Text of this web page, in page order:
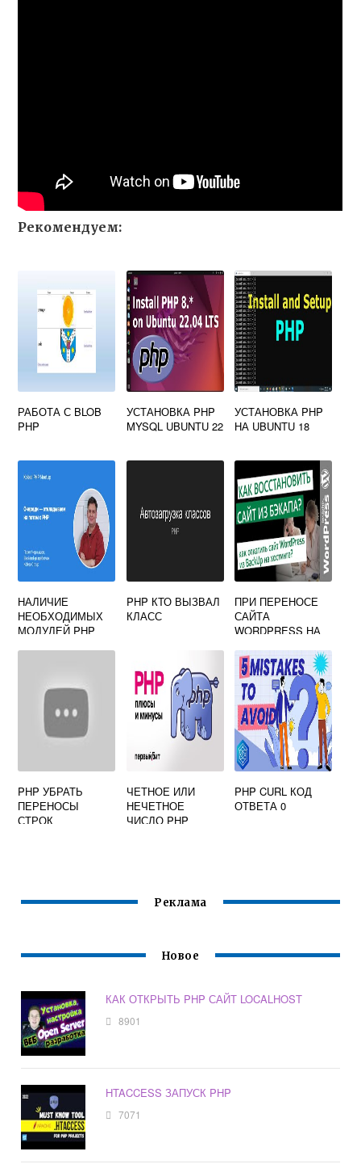
Рекомендуем:
РАБОТА С BLOB
PHP
УСТАНОВКА PHP
MYSQL UBUNTU 22
УСТАНОВКА PHP
НА UBUNTU 18
НАЛИЧИЕ
НЕОБХОДИМЫХ
МОДУЛЕЙ PHP
ЗАВЕРШИТЬ
ТЕСТИРОВАНИЕ
PHP КТО ВЫЗВАЛ
КЛАСС
ПРИ ПЕРЕНОСЕ
САЙТА
WORDPRESS НА
ПЕРЕСТАЛИ
РАБОТАТЬ
СТРАНИЦЫ PHP
PHP УБРАТЬ
ПЕРЕНОСЫ
СТРОК
ЧЕТНОЕ ИЛИ
НЕЧЕТНОЕ
ЧИСЛО PHP
PHP CURL КОД
ОТВЕТА 0
Реклама
Новое
КАК ОТКРЫТЬ PHP САЙТ LOCALHOST
8901
HTACCESS ЗАПУСК PHP
7071